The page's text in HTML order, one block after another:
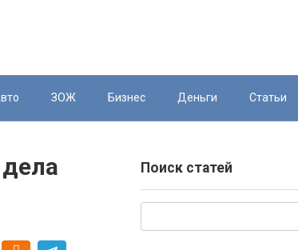
ЗОЖ Бизнес Деньги Статьи
Поиск статей